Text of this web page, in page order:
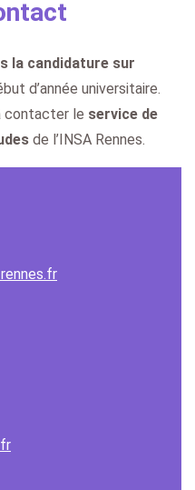
la candidature sur
d’année universitaire.
contacter le service de
de l’INSA Rennes.